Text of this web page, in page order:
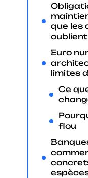
que les
oublient
Euro
limites
Ce
flou